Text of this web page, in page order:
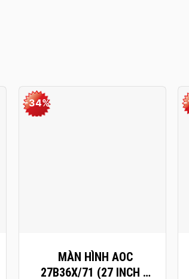
-34%
MÀN HÌNH AOC
27B36X/71 (27 INCH –
-